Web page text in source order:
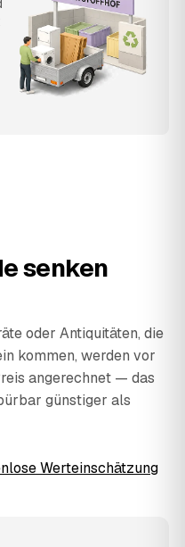
senken
oder Antiquitäten, die
kommen, werden vor
angerechnet — das
günstiger als
Werteinschätzung